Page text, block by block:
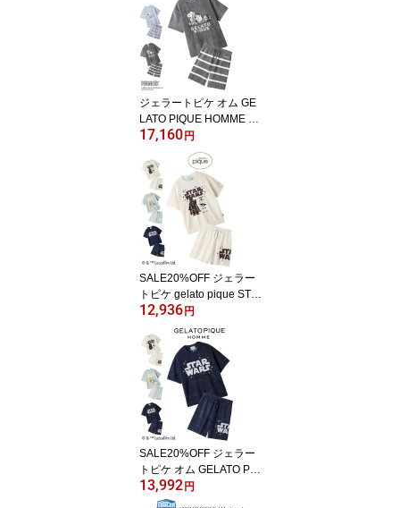
5set pwnp262066 ジェ
ラピケ スヌーピー コラ
ボ パジャマ ルームウェ
ア 部屋着 上下セット レ
ディース 2026夏
ジェラートピケ オム GE
LATO PIQUE HOMME P
EANUTS スムーズィージ
ャガードプルオーバー&
ボーダーハーフパンツセ
ット pmnt262955set pm
np262956 スヌーピー コ
ラボ ジェラピケ パジャ
マ 上下セット 部屋着 ル
ームウェア 2026夏 ギフ
ト
17,160 円
SALE20%OFF ジェラー
トピケ gelato pique STA
R WARS レディース ス
ムーズィーキャラクター
ジャガードプルオーバー
&ショートパンツセット
pwnt262010set pwnp26
2011 スターウォーズ コ
ラボ パジャマ 上下セッ
ト 部屋着 ジェラピケ
12,936 円
SALE20%OFF ジェラー
トピケ オム GELATO PIQ
UE HOMME STAR WAR
S メンズ スムーズィーキ
13,992 円